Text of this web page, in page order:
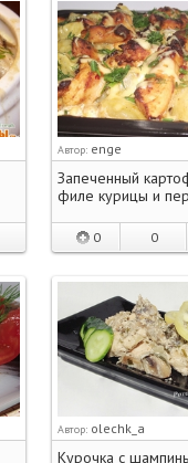
Автор: enge
Запеченный
филе курицы и
0 0
Автор: olechk_a
Курочка с